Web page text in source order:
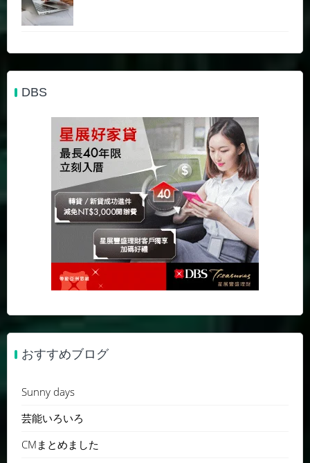
DBS
おすすめブログ
Sunny days
芸能いろいろ
CMまとめました